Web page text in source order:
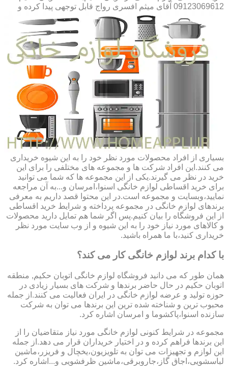
09123069612 آقای میثم افسری
رواج قابل توجهی پیدا کرده و
بسیاری از افراد محصولات مورد نظر خود را به این شیوه خریداری
می کنند.این افراد شرکت ها و مجموعه های مختلفی را برای این
خرید در نظر می گیرند.یکی از این مجموعه ها که شما می توانید
برای خرید اقساطی لوازم خانگی اسنوا،امرسان و...به آن مراجعه
نمایید،وبسایت و مجموعه است.در این محتوا قصد داریم به معرفی
برندهای لوازم خانگی در مجموعه پرداخته و شرایط خرید اقساطی
از این فروشگاه را بیان کنیم.پس اگر شما هم تمایل دارید محصولات
و کالاهای مورد نیاز خود را به این شیوه و از وب سایت مورد نظر
خریداری کنید،با ما همراه باشید.
با کدام برند لوازم خانگی کار می کند؟
همان طور که می دانید فروشگاه لوازم خانگی اتوبان حکیم, منطقه
اتوبان حکیم در حال حاضر برندها و شرکت های بسیار زیادی در
حوزه تولید و عرضه لوازم خانگی در ایران فعالیت می کنند.از جمله
محبوب ترین و شناخته شده ترین این برندها می توان به شرکت
سازنده اسنوا،پاکشوما و امرسان اشاره کرد.
مجموعه در شرایط کنونی لوازم خانگی مورد نیاز متقاضیان را از
این برندها فراهم کرده و در اختیار خریداران قرار می دهد.از جمله
این لوازم و تجهیزات می توان به تلویزیون،یخچال و فریزر،ماشین
لباسشویی،اجاق گاز،جاروبرقی،ماشین ظرفشویی و...اشاره کرد.